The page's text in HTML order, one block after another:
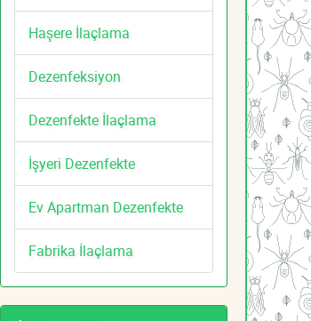
Haşere İlaçlama
Dezenfeksiyon
Dezenfekte İlaçlama
İşyeri Dezenfekte
Ev Apartman Dezenfekte
Fabrika İlaçlama